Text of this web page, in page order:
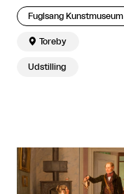
Fuglsang Kunstmuseum
 Toreby
Udstilling